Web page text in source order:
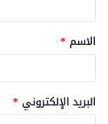
ق
*
الاسم *
البريد الإلكتروني *